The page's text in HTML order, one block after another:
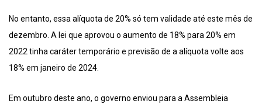
No entanto, essa alíquota de 20% só tem validade até este mês de
dezembro. A lei que aprovou o aumento de 18% para 20% em
2022 tinha caráter temporário e previsão de a alíquota volte aos
18% em janeiro de 2024.
Em outubro deste ano, o governo enviou para a Assembleia